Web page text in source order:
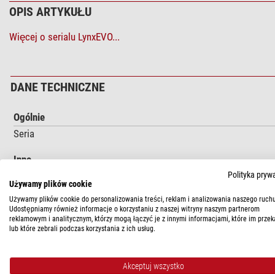
OPIS ARTYKUŁU
Więcej o serialu LynxEVO...
DANE TECHNICZNE
Ogólnie
Seria
Inne
BEZPIECZEŃSTWO PRODUKTÓW
Vision Engineering Ltd., Anton-Pendele-Str. 3,
Polityka
Używamy plików cookie
Używamy plików cookie do personalizowania treści, reklam i analizowania naszego
Udostępniamy również informacje o korzystaniu z naszej witryny naszym partnerom
reklamowym i analitycznym, którzy mogą łączyć je z innymi informacjami, które im
lub które zebrali podczas korzystania z ich usług.
Akceptuj wszystko